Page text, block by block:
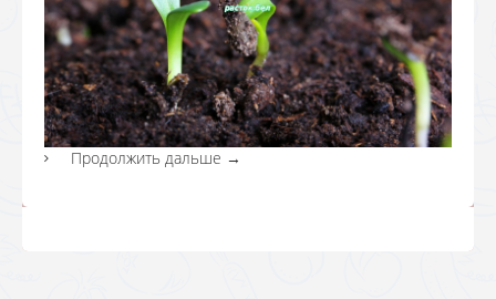
Продолжить дальше →